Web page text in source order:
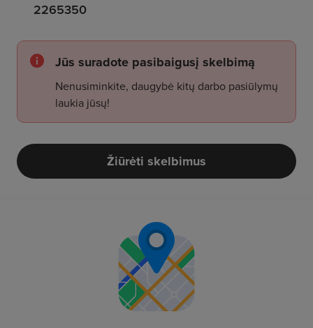
2265350
Jūs suradote pasibaigusį skelbimą
Nenusiminkite, daugybė kitų darbo pasiūlymų
laukia jūsų!
Žiūrėti skelbimus